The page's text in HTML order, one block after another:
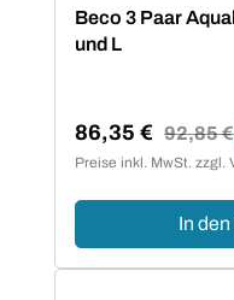
Beco 3 Paar
und L
Verkaufspreis:
86,35 € Regulärer
92,85 €
Preise inkl. MwSt. zzgl.
In